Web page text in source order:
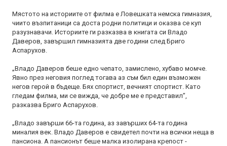
Мястото на историите от филма е Ловешката немска гимназия,
чиито възпитаници са доста родни политици и оказва се куп
разузнавачи. Историите ги разказва в книгата си Владо
Даверов, завършил гимназията две години след Бриго
Аспарухов.
„Владо Даверов беше едно чепато, замислено, хубаво момче.
Явно през неговия поглед тогава аз съм бил един възможен
негов герой в бъдеще. Бях спортист, вечният спортист. Като
гледам филма, ми се вижда, че добре ме е представил”,
разказва Бриго Аспарухов.
„Владо завърши 66-та година, аз завърших 64-та година
миналия век. Владо Даверов е свидетел почти на всички неща в
пансиона. А пансионът беше малка изолирана крепост -